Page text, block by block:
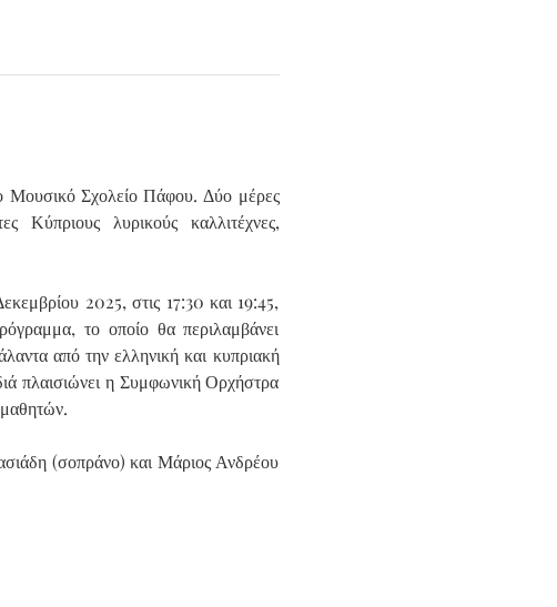
Μουσικό Σχολείο Πάφου. Δύο μέρες
λυρικούς καλλιτέχνες,
2025, στις 17:30 και 19:45,
το οποίο θα περιλαμβάνει
από την ελληνική και κυπριακή
πλαισιώνει η Συμφωνική Ορχήστρα
(σοπράνο) και Μάριος Ανδρέου